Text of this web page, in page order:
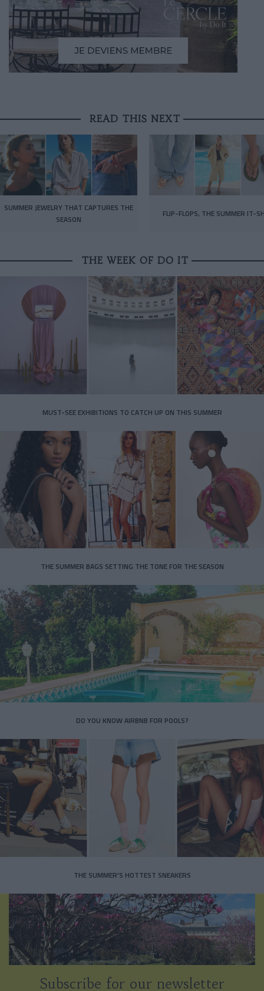
READ THIS NEXT
SUMMER JEWELRY THAT CAPTURES THE
SEASON
FLIP-FLOPS, THE SUMMER IT-
THE WEEK OF DO IT
MUST-SEE EXHIBITIONS TO CATCH UP ON THIS SUMMER
THE SUMMER BAGS SETTING THE TONE FOR THE SEASON
DO YOU KNOW AIRBNB FOR POOLS?
THE SUMMER’S HOTTEST SNEAKERS
Subscribe for our newsletter